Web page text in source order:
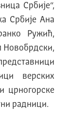
Србије“,
Србије Ана
Ружић,
Новобрдски,
верских
црногорске
радници.